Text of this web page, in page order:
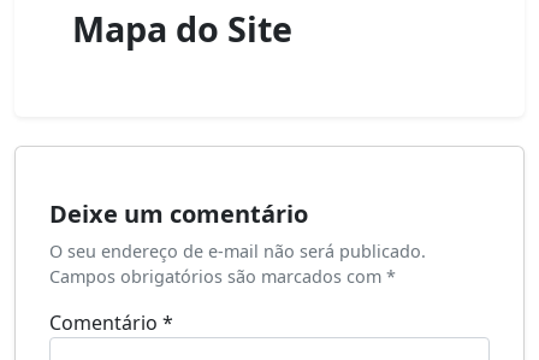
Mapa do Site
Deixe um comentário
O seu endereço de e-mail não será publicado.
Campos obrigatórios são marcados com *
Comentário *